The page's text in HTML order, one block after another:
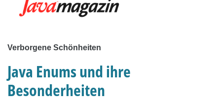
Verborgene Schönheiten
Java Enums und ihre
Besonderheiten